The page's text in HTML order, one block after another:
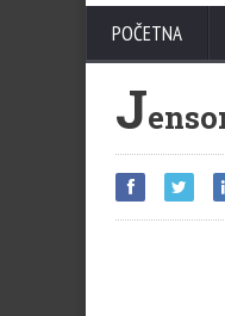
POČETNA
J